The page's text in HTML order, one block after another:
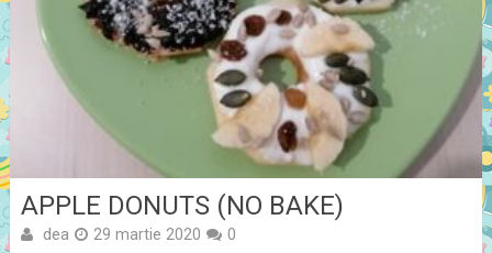
APPLE DONUTS (NO BAKE)
dea 29 martie 2020 0